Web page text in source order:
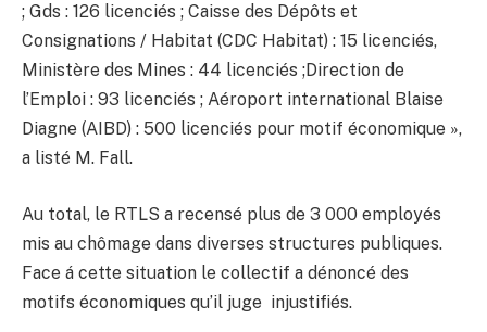
; Gds : 126 licenciés ; Caisse des Dépôts et
Consignations / Habitat (CDC Habitat) : 15 licenciés,
Ministère des Mines : 44 licenciés ;Direction de
l’Emploi : 93 licenciés ; Aéroport international Blaise
Diagne (AIBD) : 500 licenciés pour motif économique »,
a listé M. Fall.
Au total, le RTLS a recensé plus de 3 000 employés
mis au chômage dans diverses structures publiques.
Face á cette situation le collectif a dénoncé des
motifs économiques qu’il juge injustifiés.